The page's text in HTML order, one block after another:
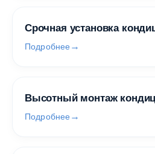
Срочная установка
Подробнее
Высотный монтаж
Подробнее